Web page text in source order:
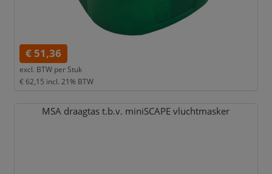
€ 51,36
excl. BTW per Stuk
€ 62,15 incl. 21% BTW
MSA draagtas t.b.v. miniSCAPE vluchtmasker